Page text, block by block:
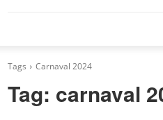
Tags Carnaval 2024
Tag: carnaval